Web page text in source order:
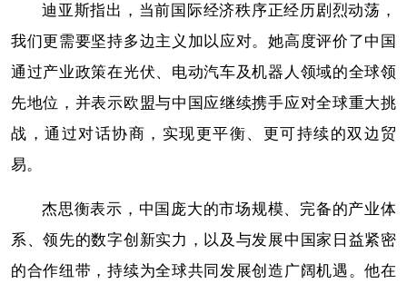
迪亚斯指出，当前国际经济秩序正经历剧烈动荡，
我们更需要坚持多边主义加以应对。她高度评价了中国
通过产业政策在光伏、电动汽车及机器人领域的全球领
先地位，并表示欧盟与中国应继续携手应对全球重大挑
战，通过对话协商，实现更平衡、更可持续的双边贸
易。
杰思衡表示，中国庞大的市场规模、完备的产业体
系、领先的数字创新实力，以及与发展中国家日益紧密
的合作纽带，持续为全球共同发展创造广阔机遇。他在